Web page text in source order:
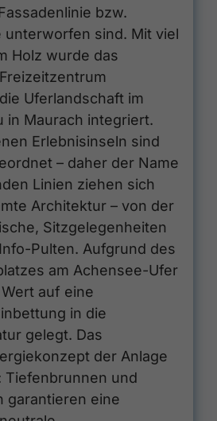
bzw.
unterworfen sind. Mit viel
Holz wurde das
Uferlandschaft im
in Maurach integriert.
Erlebnisinseln sind
– daher der Name
Linien ziehen sich
Architektur – von der
Sitzgelegenheiten
Pulten. Aufgrund des
am Achensee-Ufer
auf eine
in die
gelegt. Das
der Anlage
Tiefenbrunnen und
garantieren eine